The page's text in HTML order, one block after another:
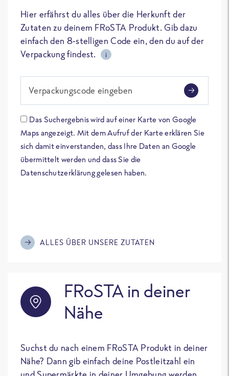
Hier erfährst du alles über die Herkunft der
Zutaten zu deinem FRoSTA Produkt. Gib dazu
einfach den 8-stelligen Code ein, den du auf der
Verpackung findest.
i
Verpackungscode eingeben
Das Suchergebnis wird auf einer Karte von Google
Maps angezeigt. Mit dem Aufruf der Karte erklären Sie
sich damit einverstanden, dass Ihre Daten an Google
übermittelt werden und dass Sie die
Datenschutzerklärung gelesen haben.
ALLES ÜBER UNSERE ZUTATEN
FRoSTA in deiner
Nähe
Suchst du nach einem FRoSTA Produkt in deiner
Nähe? Dann gib einfach deine Postleitzahl ein